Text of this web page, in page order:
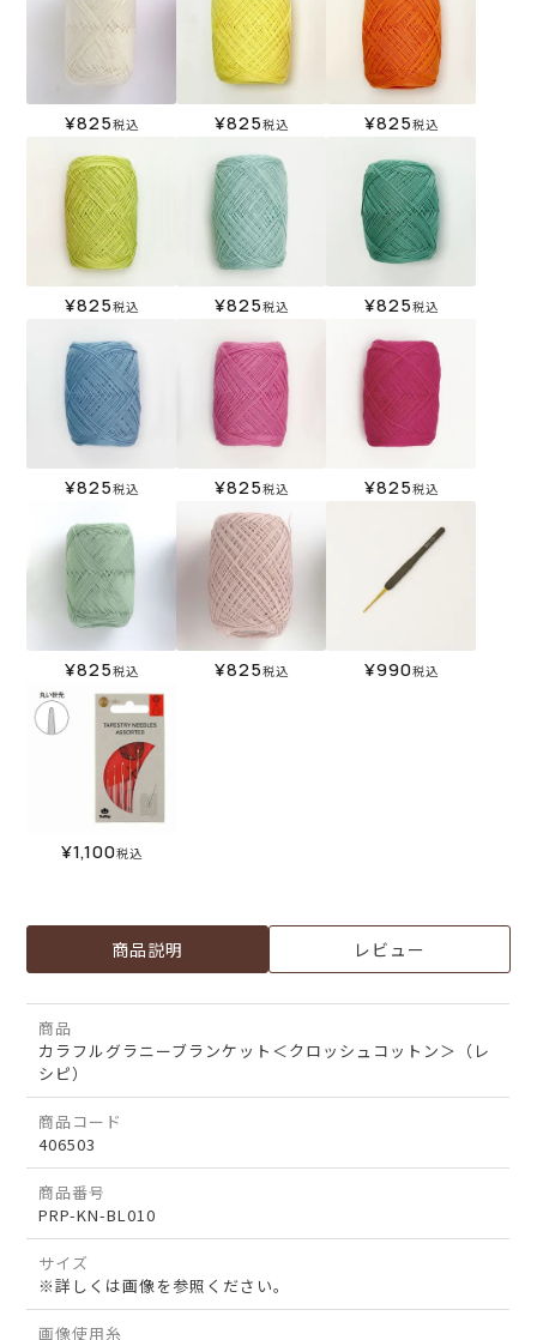
¥825税込 ¥825税込 ¥825税込
¥825税込 ¥825税込 ¥825税込
¥825税込 ¥825税込 ¥825税込
¥825税込 ¥825税込 ¥990税込
¥1,100税込
商品説明 レビュー
商品
カラフルグラニーブランケット＜クロッシュコットン＞（レ
シピ）
商品コード
406503
商品番号
PRP-KN-BL010
サイズ
※詳しくは画像を参照ください。
画像使用糸